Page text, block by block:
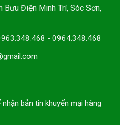
Bưu Điện Minh Trí, Sóc Sơn,
- 0964.348.468
bản tin khuyến mại hàng